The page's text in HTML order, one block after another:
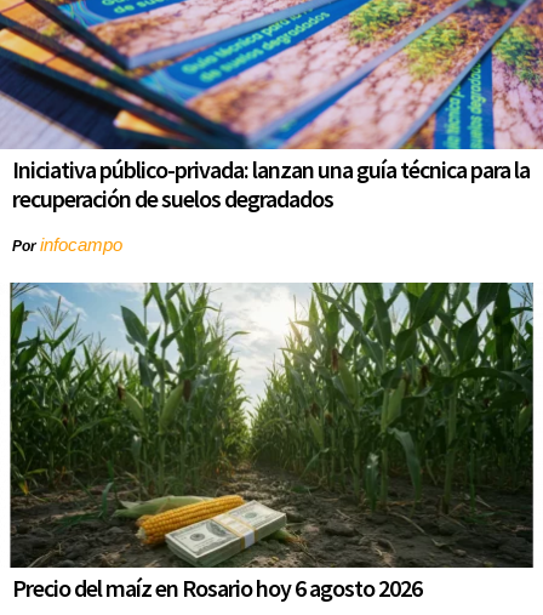
Iniciativa público-privada: lanzan una guía técnica para la
recuperación de suelos degradados
Porinfocampo
Precio del maíz en Rosario hoy 6 agosto 2026